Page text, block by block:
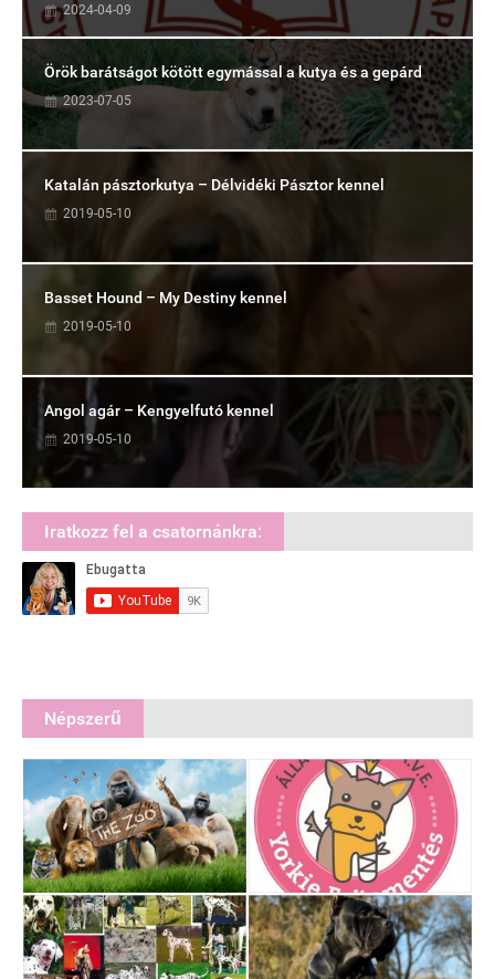
2024-04-09
Örök barátságot kötött egymással a kutya és a gepárd
2023-07-05
Katalán pásztorkutya – Délvidéki Pásztor kennel
2019-05-10
Basset Hound – My Destiny kennel
2019-05-10
Angol agár – Kengyelfutó kennel
2019-05-10
Iratkozz fel a csatornánkra:
Népszerű